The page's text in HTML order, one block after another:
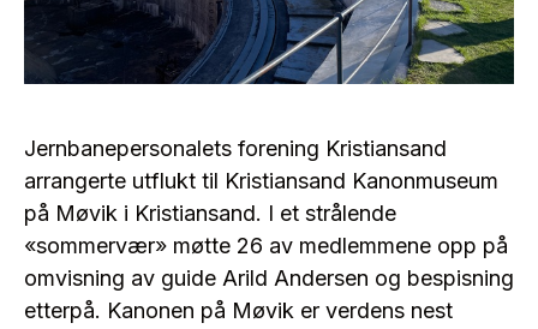
Jernbanepersonalets forening Kristiansand
arrangerte utflukt til Kristiansand Kanonmuseum
på Møvik i Kristiansand. I et strålende
«sommervær» møtte 26 av medlemmene opp på
omvisning av guide Arild Andersen og bespisning
etterpå. Kanonen på Møvik er verdens nest